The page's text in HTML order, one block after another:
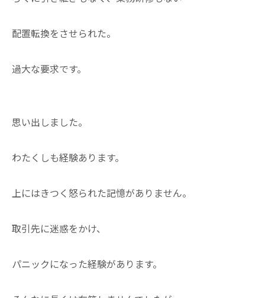
配置転換をさせられた。
過大な要求です。
思い出しました。
わたくしも経験あります。
上にはきつく怒られた記憶がありません。
取引先に迷惑をかけ、
パニックになった経験があります。